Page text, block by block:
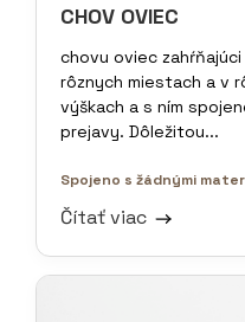
CHOV OVIEC
chovu oviec
rôznych miestach a v
výškach a s ním
prejavy. Dôležitou...
Spojeno s žádnými
Čítať viac